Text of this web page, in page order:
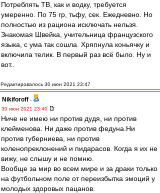
Потреблять ТВ, как и водку, требуется
умеренно. По 75 гр, тьфу, сек. Ежедневно. Но
полностью из рациона исключать нельзя.
Знакомая Швейка, учительница французского
языка, с ума так сошла. Хряпнула коньячку и
включила телик. В первый раз всё было. Ну и
вот..
Редактировалось 30 июн 2021 23:47
Nikiforoff -
30 июн 2021 23:40
Ниче не имею ни против дудя, ни против
клейменова. Ни даже против федуна.Ни
против губерниева, ни против
коленопреклонений и пидарасов. Когда я их не
вижу, не слышу и не помню.
Вообще за мир во всем мире и за драки только
на футбольном поле от переизбытка эмоций у
молодых здоровых пацанов.